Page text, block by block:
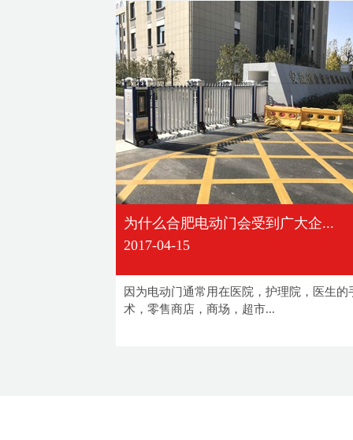
为什么合肥电动门会受到广大企...
2017-04-15
因为电动门通常用在医院，护理院，医生的
术，零售商店，商场，超市...